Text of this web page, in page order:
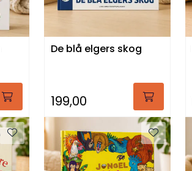
De blå elgers skog
199,00